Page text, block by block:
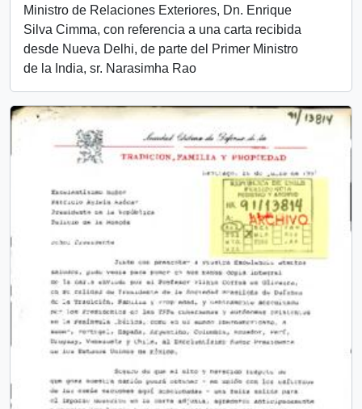
Ministro de Relaciones Exteriores, Dn. Enrique
Silva Cimma, con referencia a una carta recibida
desde Nueva Delhi, de parte del Primer Ministro
de la India, sr. Narasimha Rao